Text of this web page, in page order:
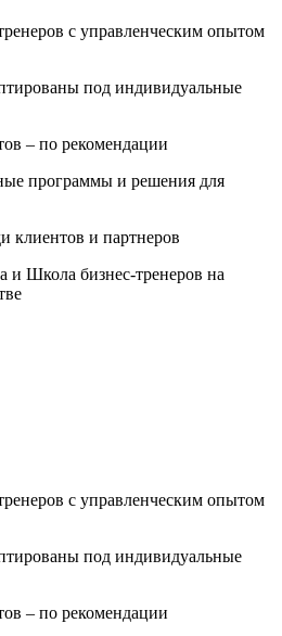
с управленческим опытом
под индивидуальные
– по рекомендации
программы и решения для
клиентов и партнеров
Школа бизнес-тренеров на
с управленческим опытом
под индивидуальные
– по рекомендации